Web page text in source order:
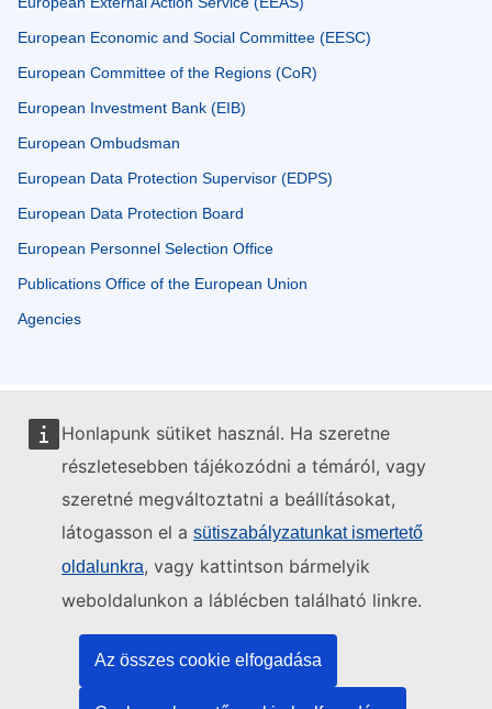
Honlapunk sütiket használ. Ha szeretne
részletesebben tájékozódni a témáról, vagy
szeretné megváltoztatni a beállításokat,
látogasson el a sütiszabályzatunkat ismertető
oldalunkra, vagy kattintson bármelyik
weboldalunkon a láblécben található linkre.
Az összes cookie elfogadása
European Economic and Social Committee (EESC)
European Committee of the Regions (CoR)
European Investment Bank (EIB)
European Ombudsman
European Data Protection Supervisor (EDPS)
European Data Protection Board
European Personnel Selection Office
Publications Office of the European Union
Agencies